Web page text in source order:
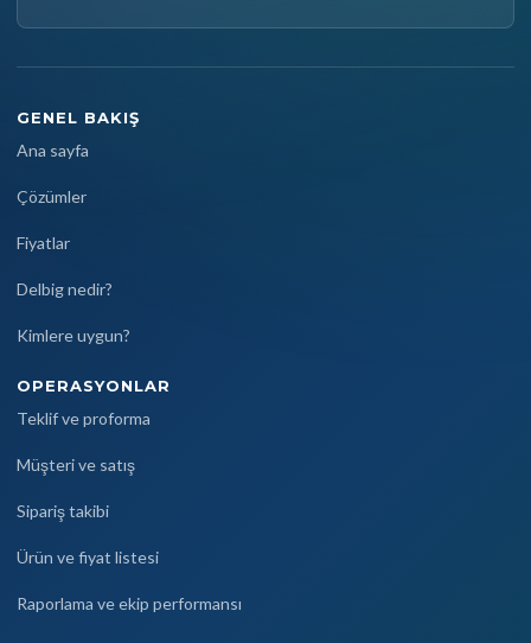
GENEL BAKIŞ
Ana sayfa
Çözümler
Fiyatlar
Delbig nedir?
Kimlere uygun?
OPERASYONLAR
Teklif ve proforma
Müşteri ve satış
Sipariş takibi
Ürün ve fiyat listesi
Raporlama ve ekip performansı